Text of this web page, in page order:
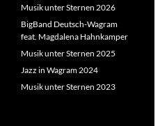
Musik unter Sternen 2026
BigBand Deutsch-Wagram
feat. Magdalena Hahnkamper
Musik unter Sternen 2025
Jazz in Wagram 2024
Musik unter Sternen 2023